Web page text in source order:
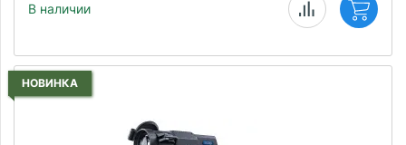
В наличии
НОВИНКА